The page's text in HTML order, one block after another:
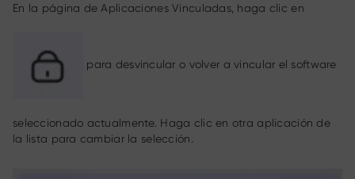
En la página de Aplicaciones Vinculadas, haga clic en
para desvincular o volver a vincular el software
seleccionado actualmente. Haga clic en otra aplicación de
la lista para cambiar la selección.